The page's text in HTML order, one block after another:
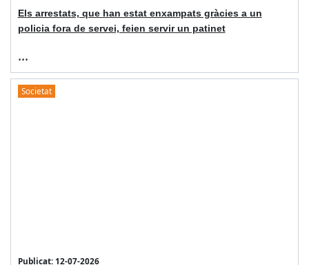
Els arrestats, que han estat enxampats gràcies a un
policia fora de servei, feien servir un patinet
...
Societat
Publicat: 12-07-2026